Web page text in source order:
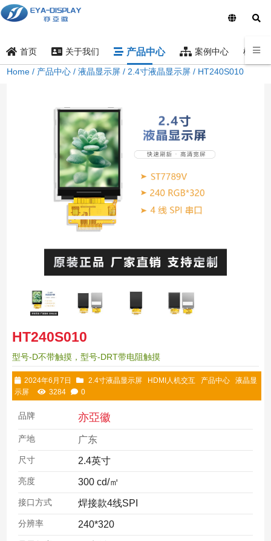
首页 关于我们 产品中心 案例中心 样品索
Home / 产品中心 /液晶显示屏 / 2.4寸液晶显示屏 / HT240S010
HT240S010
型号-D不带触摸，型号-DRT带电阻触摸
2024年6月7日 2.4寸液晶显示屏 HDMI人机交互 产品中心
液晶显
示屏
3284 0
品牌 亦亞徽
产地 广东
尺寸 2.4英寸
亮度 300 cd/㎡
接口方式 焊接款4线SPI
分辨率 240*320